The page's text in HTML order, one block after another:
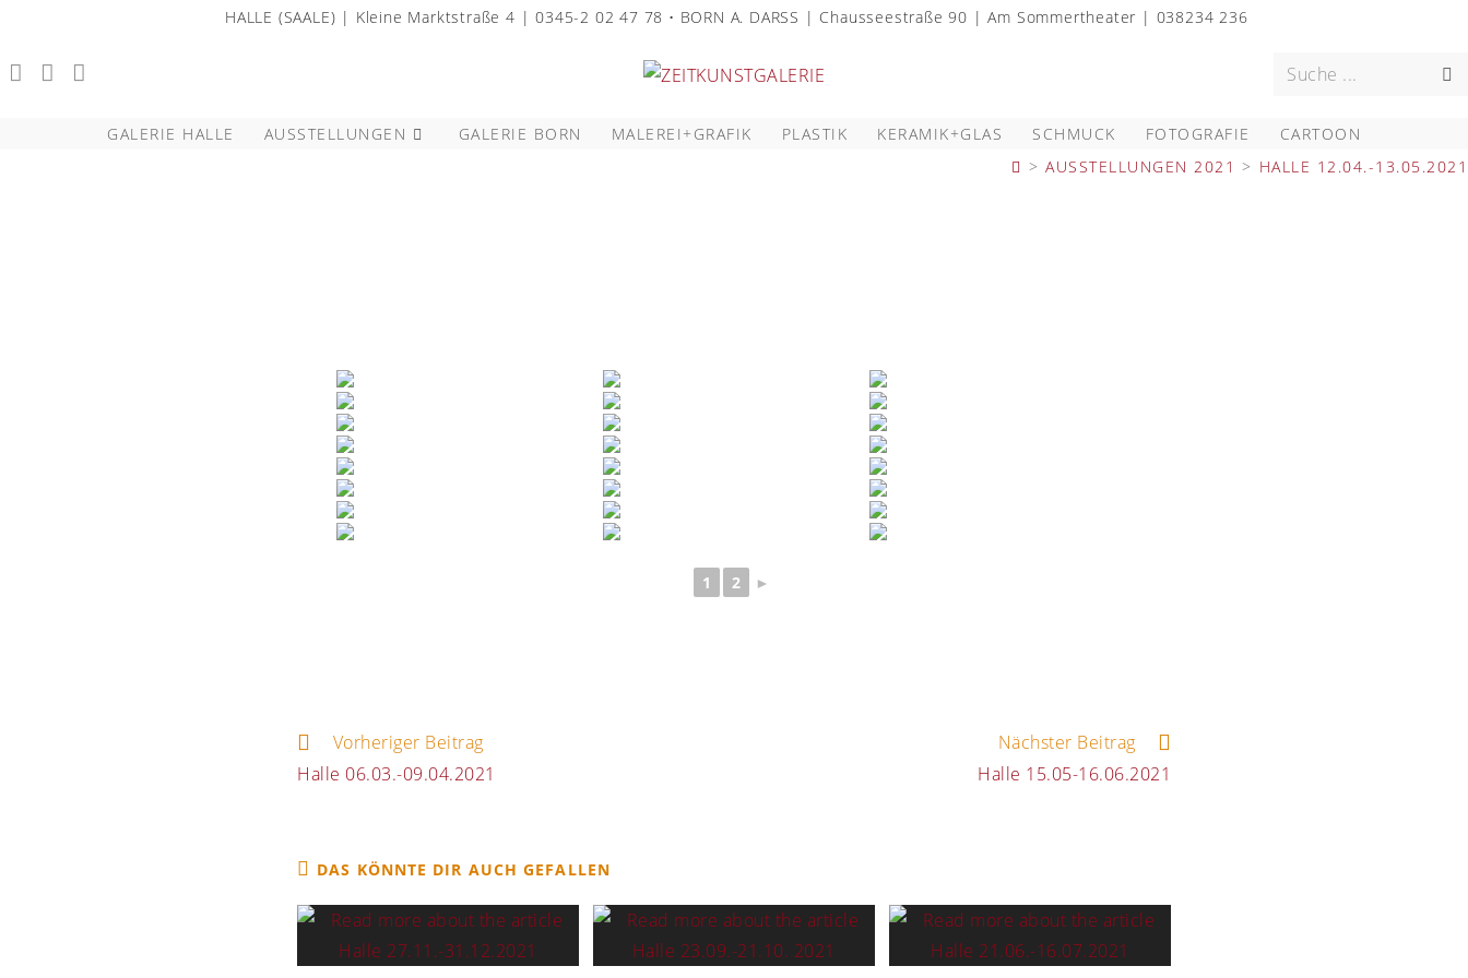
HALLE (SAALE) | Kleine Marktstraße 4 | 0345-2 02 47 78 • BORN A. DARSS | Chausseestraße 90 | Am Sommertheater | 038234 236
Suche ...
GALERIE HALLE AUSSTELLUNGEN GALERIE BORN MALEREI+GRAFIK PLASTIK KERAMIK+GLAS SCHMUCK FOTOGRAFIE
CARTOON
> AUSSTELLUNGEN 2021 > HALLE 12.04.-13.05.2021
1 2 ►
Vorheriger Beitrag
Halle 06.03.-09.04.2021
Nächster Beitrag
Halle 15.05-16.06.2021
DAS KÖNNTE DIR AUCH GEFALLEN